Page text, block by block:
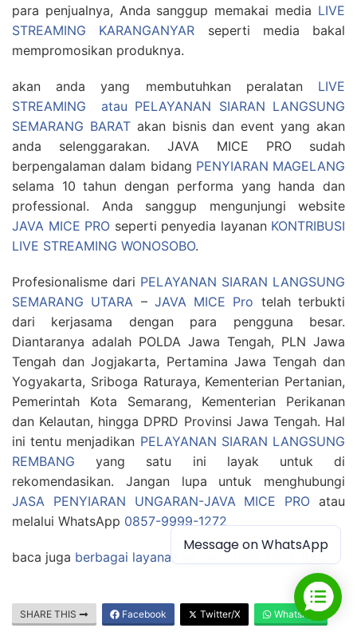
para penjualnya, Anda sanggup memakai media LIVE
STREAMING KARANGANYAR seperti media bakal
mempromosikan produknya.
akan anda yang membutuhkan peralatan LIVE
STREAMING atau PELAYANAN SIARAN LANGSUNG
SEMARANG BARATakan bisnis dan event yang akan
anda selenggarakan. JAVA MICE PRO sudah
berpengalaman dalam bidang PENYIARAN MAGELANG
selama 10 tahun dengan performa yang handa dan
professional. Anda sanggup mengunjungi website
JAVA MICE PRO seperti penyedia layanan KONTRIBUSI
LIVE STREAMING WONOSOBO.
Profesionalisme dari PELAYANAN SIARAN LANGSUNG
SEMARANG UTARA – JAVA MICE Pro telah terbukti
dari kerjasama dengan para pengguna besar.
Diantaranya adalah POLDA Jawa Tengah, PLN Jawa
Tengah dan Jogjakarta, Pertamina Jawa Tengah dan
Yogyakarta, Sriboga Raturaya, Kementerian Pertanian,
Pemerintah Kota Semarang, Kementerian Perikanan
dan Kelautan, hingga DPRD Provinsi Jawa Tengah. Hal
ini tentu menjadikan PELAYANAN SIARAN LANGSUNG
REMBANG yang satu ini layak untuk di
rekomendasikan. Jangan lupa untuk menghubungi
JASA PENYIARAN UNGARAN-JAVA MICE PRO atau
melalui WhatsApp 0857-9999-1272
baca juga berbagai layanan terbaik-JAVA MICE PRO
SHARE THIS Facebook Twitter/X WhatsApp
Message on WhatsApp